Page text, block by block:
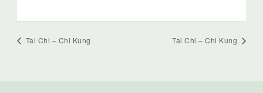
Tai Chi – Chi Kung Tai Chi – Chi Kung